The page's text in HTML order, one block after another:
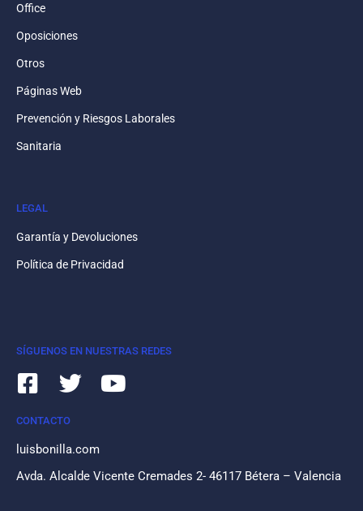
Office
Oposiciones
Otros
Páginas Web
Prevención y Riesgos Laborales
Sanitaria
LEGAL
Garantía y Devoluciones
Política de Privacidad
SÍGUENOS EN NUESTRAS REDES
CONTACTO
luisbonilla.com
Avda. Alcalde Vicente Cremades 2- 46117 Bétera – Valencia